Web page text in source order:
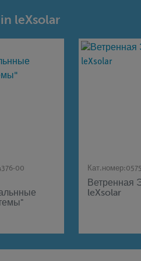
leXsolar
00 Кат.номер:
Ветренная
leXsolar